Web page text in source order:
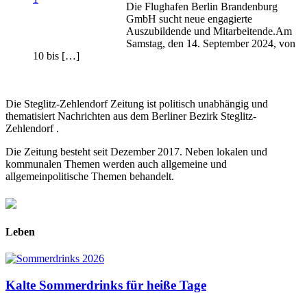
Die Flughafen Berlin Brandenburg
GmbH sucht neue engagierte
Auszubildende und Mitarbeitende.Am
Samstag, den 14. September 2024, von
10 bis […]
Die Steglitz-Zehlendorf Zeitung ist politisch unabhängig und
thematisiert Nachrichten aus dem Berliner Bezirk Steglitz-
Zehlendorf .
Die Zeitung besteht seit Dezember 2017. Neben lokalen und
kommunalen Themen werden auch allgemeine und
allgemeinpolitische Themen behandelt.
Leben
Kalte Sommerdrinks für heiße Tage